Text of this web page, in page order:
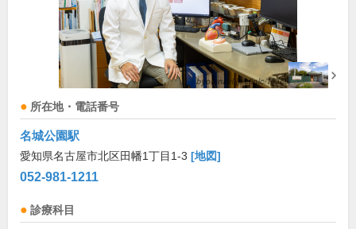
所在地・電話番号
名城公園駅
愛知県名古屋市北区田幡1丁目1-3 [地図]
052-981-1211
診療科目